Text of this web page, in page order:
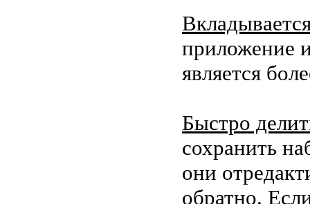
приложение
является
Быстро
сохранить
они
обратно.